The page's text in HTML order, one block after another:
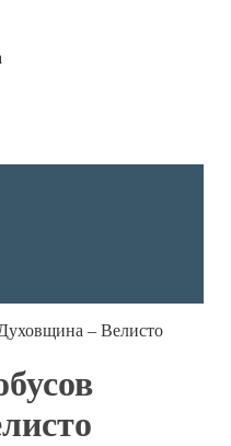
– Велисто